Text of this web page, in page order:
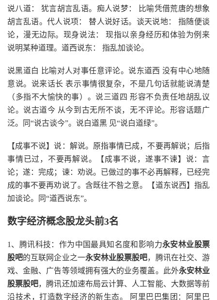
说八道： 犹言胡言乱语。痴人说梦： 比喻凭借荒唐的想象
胡言乱语。代人说项： 替人说好话。谈天说地： 指随便谈
论，漫无边际。现身说法： 现指以亲身经历和体验为例来
说明某种道理。道西说东： 指乱加谈论。
说黑道白 比喻对人对事任意评论。说东道西 没有中心地随
意说。说来话长 表示事情很复杂，不是几句话就能说清楚
（多指不大愉快的事）。说三道四 形容不负责任地胡乱议
论。说古道今 从今到古无所不谈，无不评论。形容话题广
泛。同“说古谈今”。说白道黑 见“说白道绿”。
【成事不说】说：解说。原指事情已成，不要再解说；后指
事情已过，不要再解说。【成事不说，遂事不谏】说：言
论；遂：完成；谏：劝说。已做过的事不必再解释，已经完
成的事不要再劝说了。含既往不咎之意。【道东说西】指乱
加谈论。同“道西说东”。
数字经济概念股龙头前3名
1、腾讯科技：作为中国最具知名度和影响力永安林业股票
股吧的互联网企业之一永安林业股票股吧，腾讯在社交、游
戏、金融、广告等领域拥有强大的业务覆盖。此外永安林业
股票股吧，腾讯还加速布局云计算、人工智能、大数据等前
沿技术，打造数字经济的新生态。 阿里巴巴集团：阿里巴